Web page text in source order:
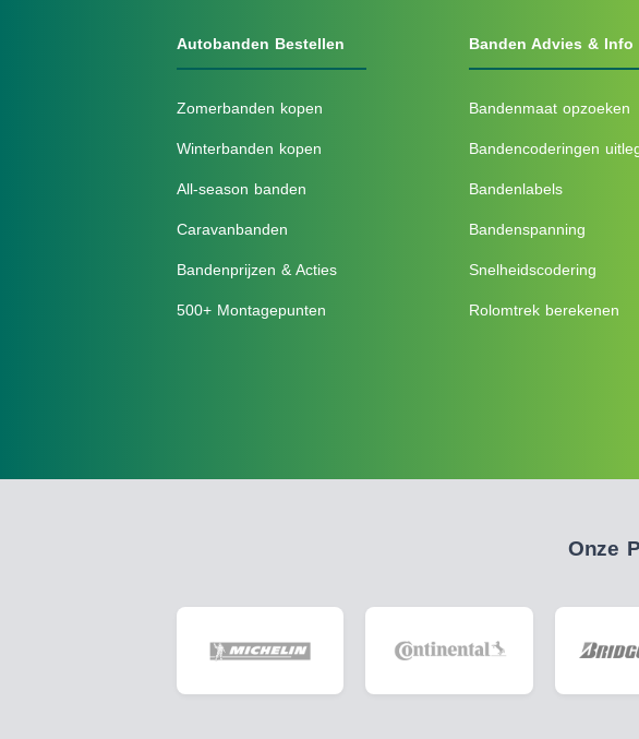
Autobanden Bestellen
Zomerbanden kopen
Winterbanden kopen
All-season banden
Caravanbanden
Bandenprijzen & Acties
500+ Montagepunten
Banden Advies & Info
Bandenmaat opzoeken
Bandencoderingen
Bandenlabels
Bandenspanning
Snelheidscodering
Rolomtrek berekenen
Onze